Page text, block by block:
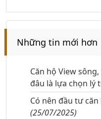
Những tin mới hơn
Căn hộ View
đâu là lựa chọn lý
Có nên đầu tư
(25/07/2025)